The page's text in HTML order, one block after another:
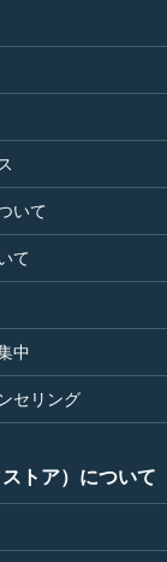
反社会的勢力の
法令違反あるい
社会的活動を行
自の裁量により
ると判断された
登録を抹消され
けたことがない
するサービスと
スを提供するこ
個人若しくはそ
いて
て
中
セリング
トア）について